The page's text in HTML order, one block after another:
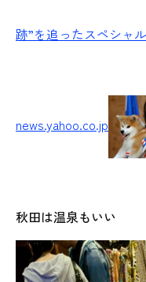
跡”を追ったスペシャ
news.yahoo.co.jp
秋田は温泉もいい